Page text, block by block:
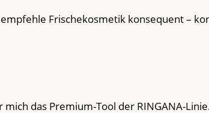
Frischekosmetik konsequent –
mich das Premium-Tool der RINGANA-